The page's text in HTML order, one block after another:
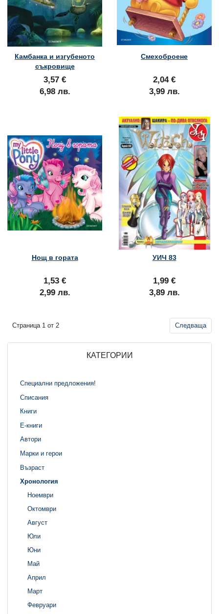
Камбанка и изгубеното
съкровище
3,57 €
6,98 лв.
Смехоброене
2,04 €
3,99 лв.
Нощ в гората
1,53 €
2,99 лв.
УИЧ 83
1,99 €
3,89 лв.
Страница 1 от 2 Следваща
КАТЕГОРИИ
Специални предложения!
Списания
Книги
Е-книги
Автори
Марки и герои
Възраст
Хронология
Ноември
Октомври
Август
Юли
Юни
Май
Април
Март
Февруари